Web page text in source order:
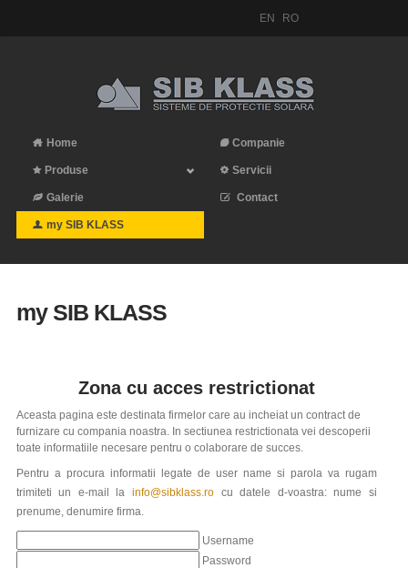
EN RO
Home Companie
Produse Servicii
Galerie Contact
my SIB KLASS
my SIB KLASS
Zona cu acces restrictionat
Aceasta pagina este destinata firmelor care au incheiat un contract de
furnizare cu compania noastra. In sectiunea restrictionata vei descoperii
toate informatiile necesare pentru o colaborare de succes.
Pentru a procura informatii legate de user name si parola va rugam
trimiteti un e-mail la info@sibklass.ro cu datele d-voastra: nume si
prenume, denumire firma.
Username
Password